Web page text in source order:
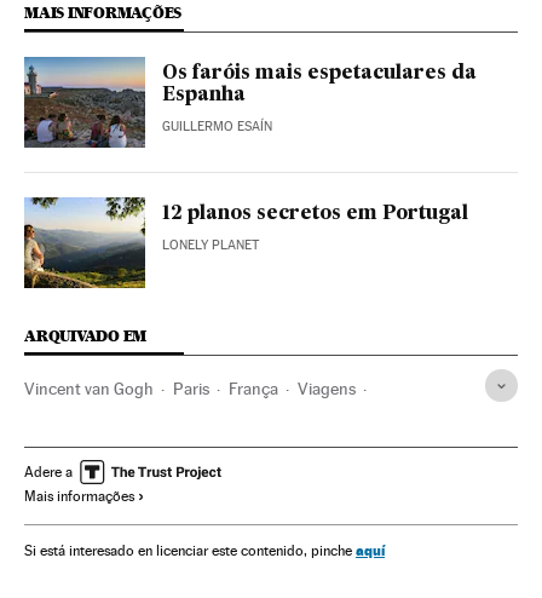
MAIS INFORMAÇÕES
Os faróis mais espetaculares da
Espanha
GUILLERMO ESAÍN
12 planos secretos em Portugal
LONELY PLANET
ARQUIVADO EM
Vincent van Gogh Paris França Viagens
Turismo cidade Destinos turísticos
Adere a
Mais informações
Si está interesado en licenciar este contenido, pinche aquí